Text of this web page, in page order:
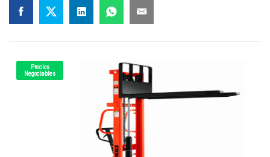
Precios
Negociables